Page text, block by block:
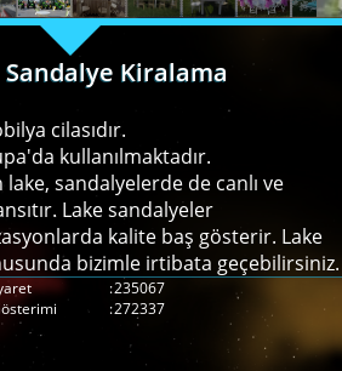
Kiralama
cilasıdır.
kullanılmaktadır.
sandalyelerde de canlı ve
Lake sandalyeler
kalite baş gösterir. Lake
bizimle irtibata geçebilirsiniz.
:235067
:272337